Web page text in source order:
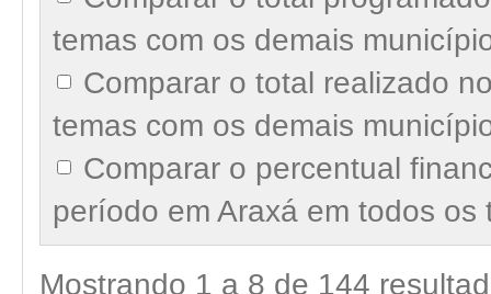
temas com os demais
Comparar o total realizado
temas com os demais
Comparar o percentual
período em Araxá em todos
Mostrando 1 a 8 de 144